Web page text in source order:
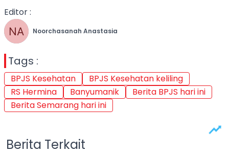
Editor :
Noorchasanah Anastasia
Tags :
BPJS Kesehatan
BPJS Kesehatan keliling
RS Hermina
Banyumanik
Berita BPJS hari ini
Berita Semarang hari ini
Berita Terkait